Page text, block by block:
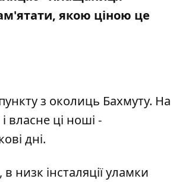
якою ціною це
з околиць Бахмуту. На
власне ці ноші -
дні.
низк інсталяції уламки